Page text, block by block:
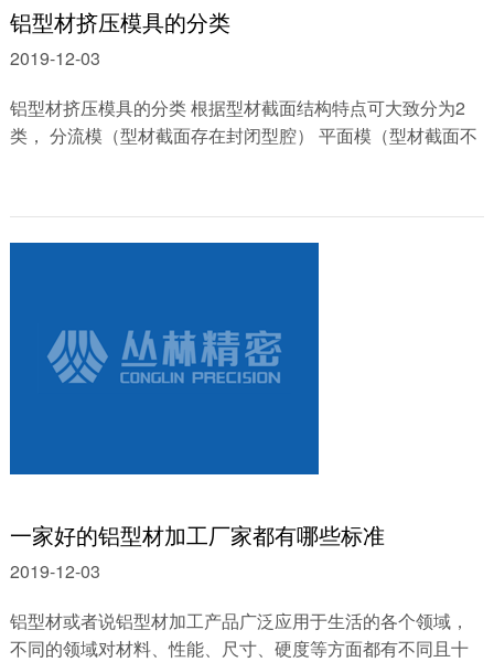
铝型材挤压模具的分类
2019-12-03
铝型材挤压模具的分类 根据型材截面结构特点可大致分为2
类， 分流模（型材截面存在封闭型腔） 平面模（型材截面不
一家好的铝型材加工厂家都有哪些标准
2019-12-03
铝型材或者说铝型材加工产品广泛应用于生活的各个领域，
不同的领域对材料、性能、尺寸、硬度等方面都有不同且十